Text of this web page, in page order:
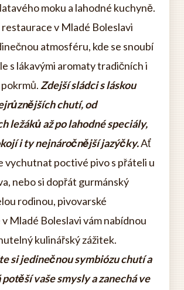
moku a lahodné kuchyně.
restaurace v Mladé Boleslavi
atmosféru, kde se snoubí
s lákavými aromaty tradičních i
Zdejší sládci s láskou
chutí, od
ležáků až po lahodné speciály,
i ty nejnáročnější jazýčky.Ať
vychutnat poctivé pivo s přáteli u
nebo si dopřát gurmánský
rodinou, pivovarské
Mladé Boleslavi vám nabídnou
kulinářský zážitek.
si jedinečnou symbiózu chutí a
vaše smysly a zanechá ve